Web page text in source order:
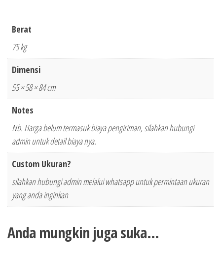
Berat
75 kg
Dimensi
55 × 58 × 84 cm
Notes
Nb. Harga belum termasuk biaya pengiriman, silahkan hubungi
admin untuk detail biaya nya.
Custom Ukuran?
silahkan hubungi admin melalui whatsapp untuk permintaan ukuran
yang anda inginkan
Anda mungkin juga suka…